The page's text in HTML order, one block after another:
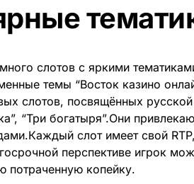
слотов с яркими
темы “Восток казино
слотов, посвящённых русской
“Три богатыря”.Они
слот имеет свой
перспективе игрок
потраченную копейку.